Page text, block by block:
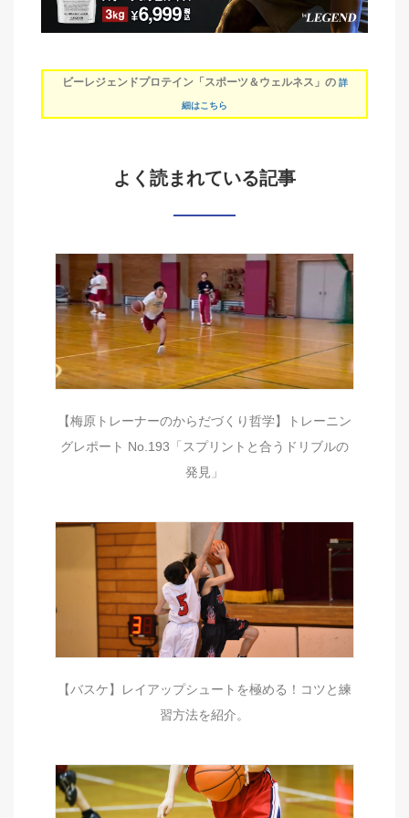
ビーレジェンドプロテイン「スポーツ＆ウェルネス」の 詳
細はこちら
よく読まれている記事
【梅原トレーナーのからだづくり哲学】トレーニン
グレポート No.193「スプリントと合うドリブルの
発見」
【バスケ】レイアップシュートを極める！コツと練
習方法を紹介。